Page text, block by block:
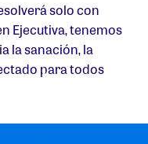
solo con
Ejecutiva, tenemos
la sanación, la
para todos